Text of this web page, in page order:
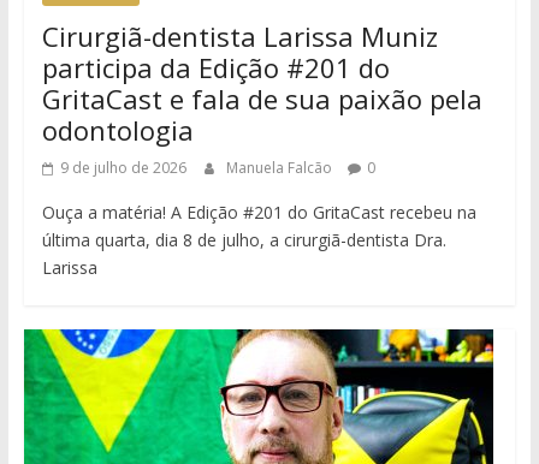
Cirurgiã-dentista Larissa Muniz
participa da Edição #201 do
GritaCast e fala de sua paixão pela
odontologia
9 de julho de 2026 Manuela Falcão 0
Ouça a matéria! A Edição #201 do GritaCast recebeu na
última quarta, dia 8 de julho, a cirurgiã-dentista Dra.
Larissa